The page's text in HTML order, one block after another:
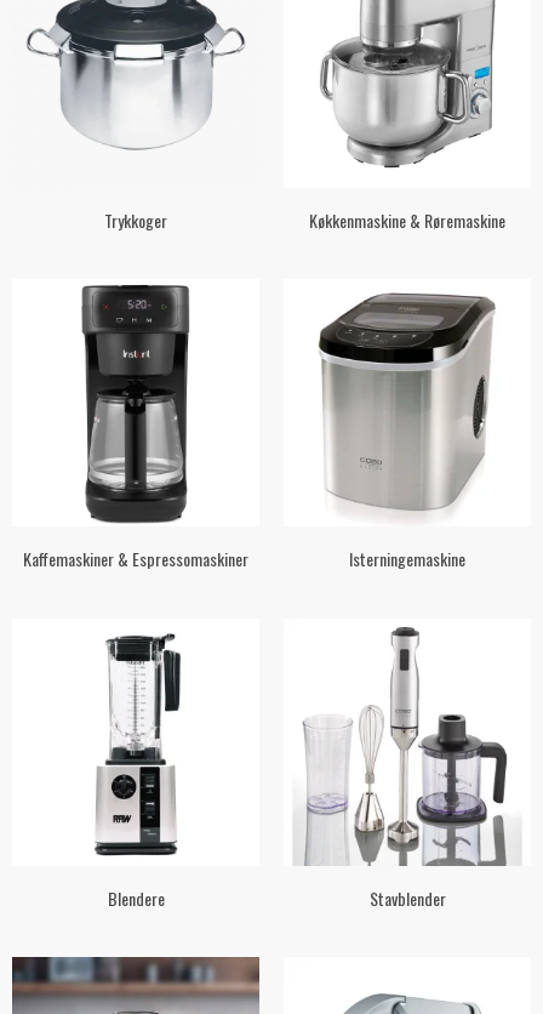
Trykkoger Køkkenmaskine & Røremaskine
Kaffemaskiner & Espressomaskiner Isterningemaskine
Blendere Stavblender